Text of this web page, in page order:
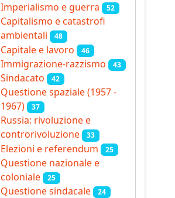
Imperialismo e guerra 52
Capitalismo e catastrofi
ambientali
48
Capitale e lavoro 46
Immigrazione-razzismo 43
Sindacato 42
Questione spaziale (1957 -
1967)
37
Russia: rivoluzione e
controrivoluzione
33
Elezioni e referendum 25
Questione nazionale e
coloniale
25
Questione sindacale 24